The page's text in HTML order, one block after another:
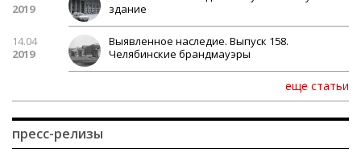
2019
здание
14.04
2019
Выявленное наследие. Выпуск 158.
Челябинские брандмауэры
еще статьи
пресс-релизы